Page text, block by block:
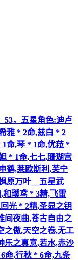
53，五星角色:迪卢
雅 * 2命,兹白 * 2
命,琴 * 1命,优菈 *
* 1命,七七,珊瑚宫
鹤,莱欧斯利,芙宁
原万叶__五星武
和璞鸢 * 3精,飞雷
光 * 2精,圣显之钥
间夜曲,苍古自由之
之傲,天空之卷,无工
乐之真意,若水,赤沙
命,行秋 * 6命,九条